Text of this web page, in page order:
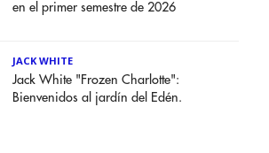
en el primer semestre de 2026
JACK WHITE
Jack White "Frozen Charlotte":
Bienvenidos al jardín del Edén.